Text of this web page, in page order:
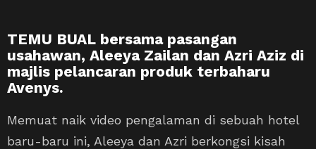
TEMU BUAL bersama pasangan
usahawan, Aleeya Zailan dan Azri Aziz di
majlis pelancaran produk terbaharu
Avenys.
Memuat naik video pengalaman di sebuah hotel
baru-baru ini, Aleeya dan Azri berkongsi kisah